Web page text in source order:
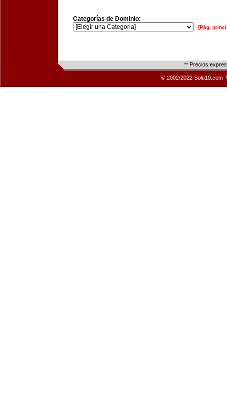
Categorías de Dominio:
[Pág.
** Precios
© 2002/2022 Solo10.com